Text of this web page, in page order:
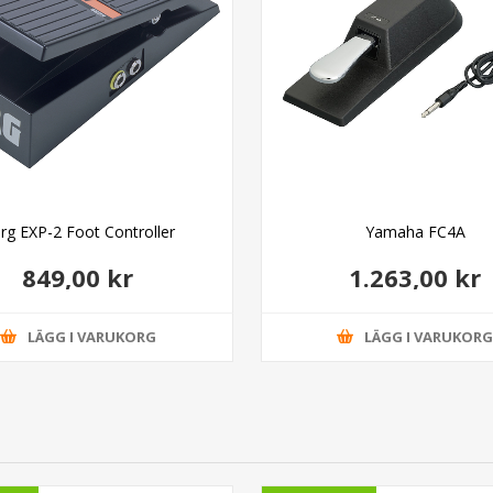
EXP-2 Foot Controller
849,00 kr
LÄGG I VARUKORG
Yamaha FC4A
1.263,00 kr
LÄGG I VARUKORG